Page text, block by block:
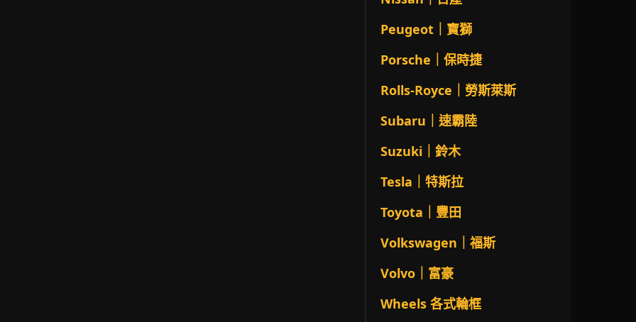
Peugeot｜寶獅
Porsche｜保時捷
Rolls-Royce｜勞斯萊斯
Subaru｜速霸陸
Suzuki｜鈴木
Tesla｜特斯拉
Toyota｜豐田
Volkswagen｜福斯
Volvo｜富豪
Wheels 各式輪框